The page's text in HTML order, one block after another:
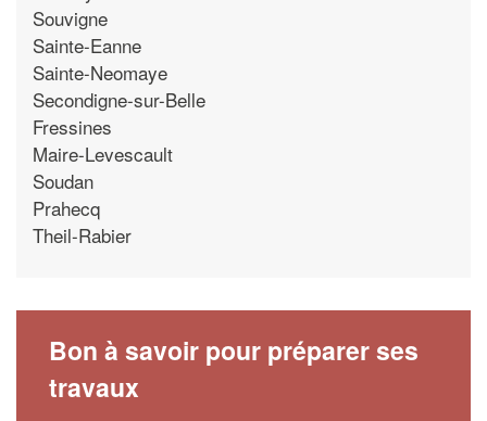
Souvigne
Sainte-Eanne
Sainte-Neomaye
Secondigne-sur-Belle
Fressines
Maire-Levescault
Soudan
Prahecq
Theil-Rabier
Bon à savoir pour préparer ses
travaux